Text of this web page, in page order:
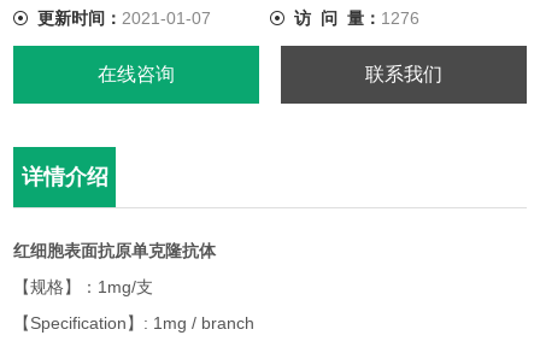
更新时间： 2021-01-07 访 问 量： 1276
在线咨询 联系我们
详情介绍
红细胞表面抗原单克隆抗体
【规格】：1mg/支
【Specification】: 1mg / branch